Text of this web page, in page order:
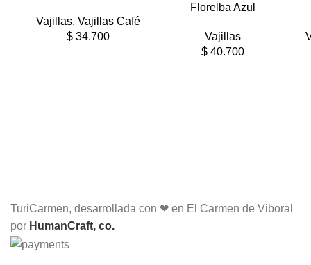
Vajillas, Vajillas Café
$ 34.700
Florelba Azul
Vajillas
$ 40.700
TuriCarmen, desarrollada con ❤ en El Carmen de Viboral
por HumanCraft, co.